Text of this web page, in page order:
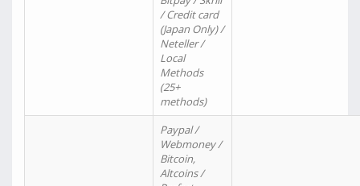
/ Credit card
(Japan Only) /
Neteller /
Local
Methods
(25+
methods)
Paypal /
Webmoney /
Bitcoin,
Altcoins /